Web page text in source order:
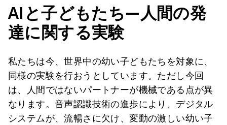
AI と子どもたち―人間の発
達に関する実験
私たちは今、世界中の幼い子どもたちを対象に、
同様の実験を行おうとしています。ただし今回
は、人間ではないパートナーが機械である点が異
なります。音声認識技術の進歩により、デジタル
システムが、流暢さに欠け、変動の激しい幼い子